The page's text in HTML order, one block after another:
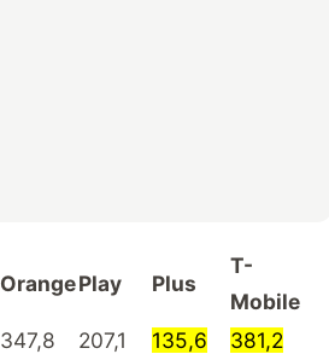
OrangePlay Plus
T-
Mobile
347,8
207,1
135,6
381,2